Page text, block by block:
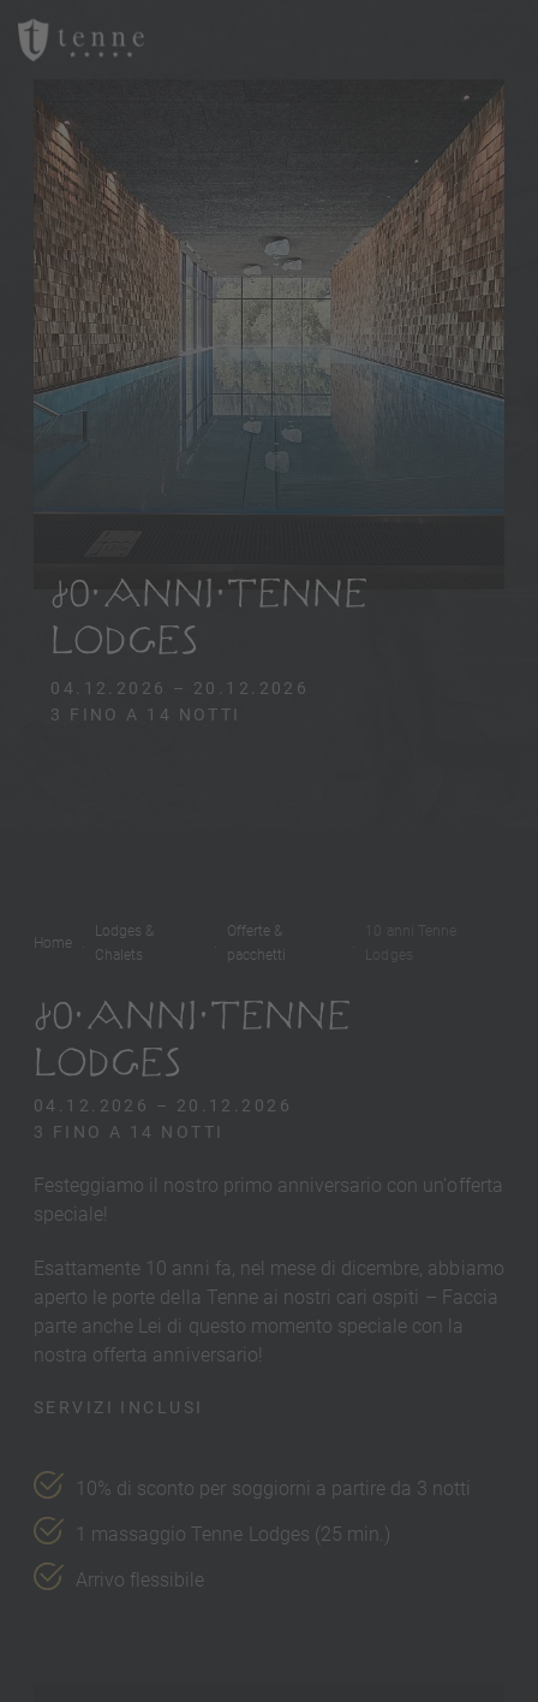
10 ANNI TENNE
LODGES
04.12.2026 – 20.12.2026
3 FINO A 14 NOTTI
Home
Lodges &
Chalets
Offerte &
pacchetti
10 anni Tenne
Lodges
10 ANNI TENNE
LODGES
04.12.2026 – 20.12.2026
3 FINO A 14 NOTTI
Festeggiamo il nostro primo anniversario con un'offerta
speciale!
Esattamente 10 anni fa, nel mese di dicembre, abbiamo
aperto le porte della Tenne ai nostri cari ospiti – Faccia
parte anche Lei di questo momento speciale con la
nostra offerta anniversario!
SERVIZI INCLUSI
10% di sconto per soggiorni a partire da 3 notti
1 massaggio Tenne Lodges (25 min.)
Arrivo flessibile